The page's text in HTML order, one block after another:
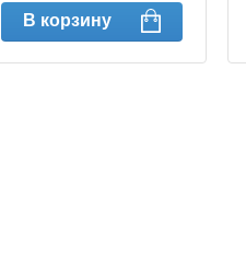
В корзину